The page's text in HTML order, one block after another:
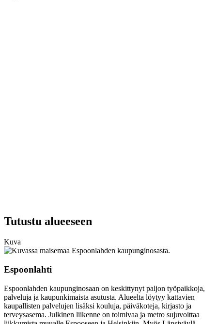
Tutustu alueeseen
Kuva
Espoonlahti
Espoonlahden kaupunginosaan on keskittynyt paljon työpaikkoja,
palveluja ja kaupunkimaista asutusta. Alueelta löytyy kattavien
kaupallisten palvelujen lisäksi kouluja, päiväkoteja, kirjasto ja
terveysasema. Julkinen liikenne on toimivaa ja metro sujuvoittaa